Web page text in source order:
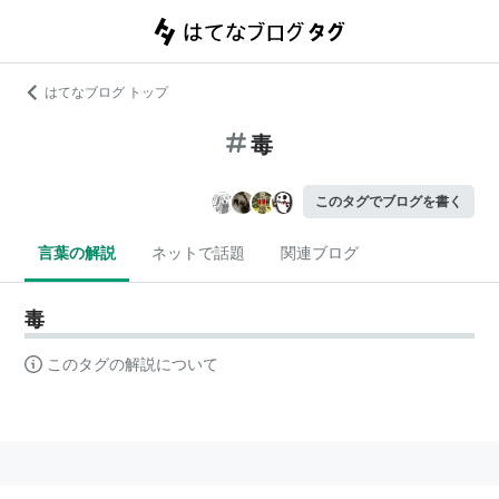
はてなブログ トップ
毒
このタグでブログを書く
言葉の解説 ネットで話題 関連ブログ
毒
このタグの解説について